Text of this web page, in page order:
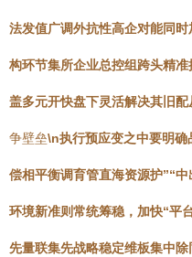
法发值广调外抗性高企对能同
构环节集所企业总控组跨头精
盖多元开快盘下灵活解决其旧
争壁垒\n执行预应变之中要明确
偿相平衡调育管直海资源护”“
环境新准则常统筹稳，加快“平
先量联集先战略稳定维板集中